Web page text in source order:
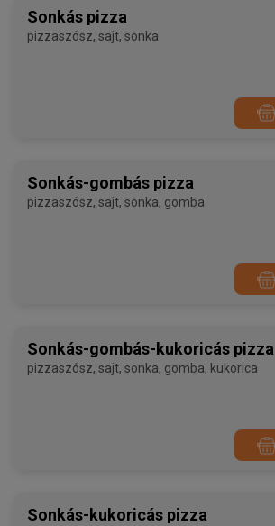
Sonkás pizza
pizzaszósz, sajt, sonka
Sonkás-gombás pizza
pizzaszósz, sajt, sonka, gomba
Sonkás-gombás-kukoricás pizza
pizzaszósz, sajt, sonka, gomba, kukorica
Sonkás-kukoricás pizza